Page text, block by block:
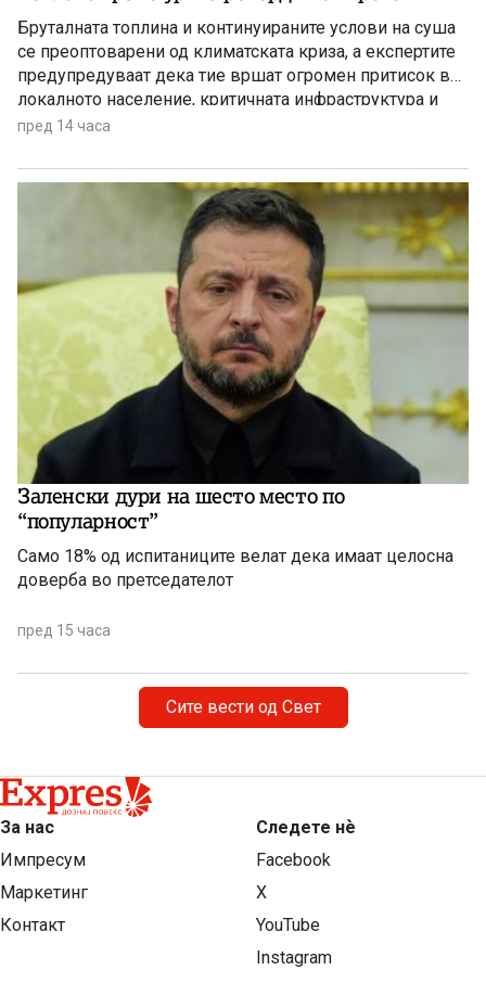
Бруталната топлина и континуираните услови на суша
се преоптоварени од климатската криза, а експертите
предупредуваат дека тие вршат огромен притисок врз
локалното население, критичната инфраструктура и
дивиот свет низ целиот регион.
пред 14 часа
Заленски дури на шесто место по
“популарност”
Само 18% од испитаниците велат дека имаат целосна
доверба во претседателот
пред 15 часа
Сите вести од Свет
За нас
Импресум
Маркетинг
Контакт
Следете нѐ
Facebook
X
YouTube
Instagram